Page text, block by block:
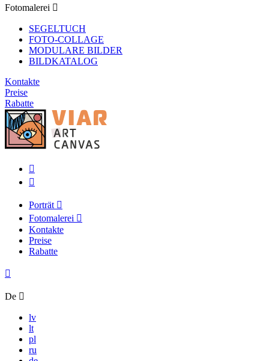
Fotomalerei
SEGELTUCH
FOTO-COLLAGE
MODULARE BILDER
BILDKATALOG
Kontakte
Preise
Rabatte
Porträt
Fotomalerei
Kontakte
Preise
Rabatte
De
lv
lt
pl
ru